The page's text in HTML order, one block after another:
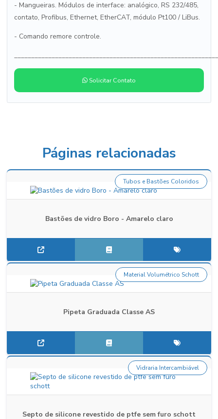
- Mangueiras. Módulos de interface: analógico, RS 232/485,
contato, Profibus, Ethernet, EtherCAT, módulo Pt100 / LiBus.
- Comando remore controle.
Solicitar Contato
Páginas relacionadas
Bastões de vidro Boro - Amarelo claro
Tubos e Bastões Coloridos
Pipeta Graduada Classe AS
Material Volumétrico Schott
Septo de silicone revestido de ptfe sem furo schott
Vidraria Intercambiável